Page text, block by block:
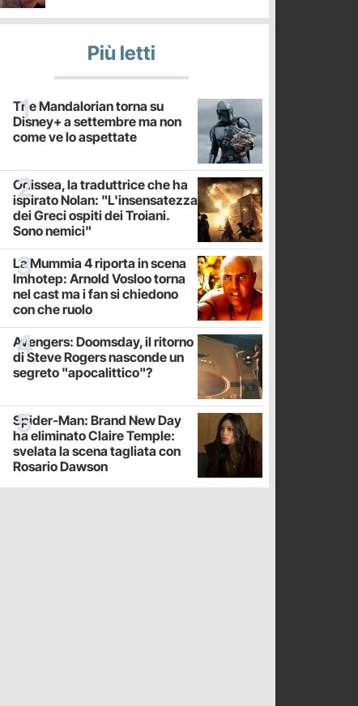
Più letti
The Mandalorian torna su
Disney+ a settembre ma non
come ve lo aspettate
Odissea, la traduttrice che ha
ispirato Nolan: "L'insensatezza
dei Greci ospiti dei Troiani.
Sono nemici"
La Mummia 4 riporta in scena
Imhotep: Arnold Vosloo torna
nel cast ma i fan si chiedono
con che ruolo
Avengers: Doomsday, il ritorno
di Steve Rogers nasconde un
segreto "apocalittico"?
Spider-Man: Brand New Day
ha eliminato Claire Temple:
svelata la scena tagliata con
Rosario Dawson